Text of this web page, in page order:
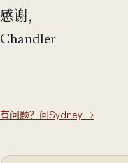
感谢，
Chandler
有问题？问Sydney →